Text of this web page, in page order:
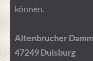
können.
Altenbrucher
47249 Duisburg